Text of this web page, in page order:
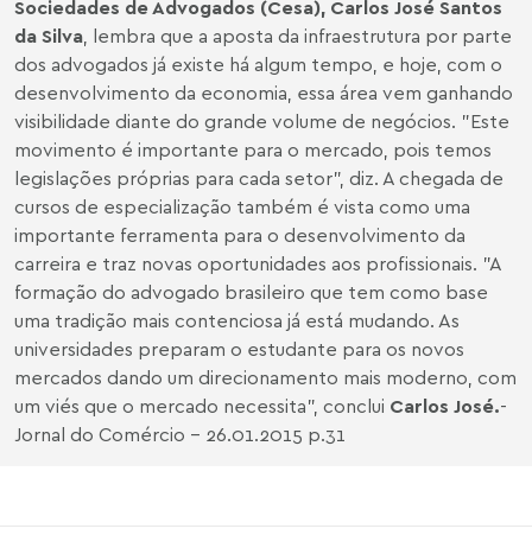
Sociedades de Advogados (Cesa), Carlos José Santos
da Silva, lembra que a aposta da infraestrutura por parte
dos advogados já existe há algum tempo, e hoje, com o
desenvolvimento da economia, essa área vem ganhando
visibilidade diante do grande volume de negócios. "Este
movimento é importante para o mercado, pois temos
legislações próprias para cada setor", diz. A chegada de
cursos de especialização também é vista como uma
importante ferramenta para o desenvolvimento da
carreira e traz novas oportunidades aos profissionais. "A
formação do advogado brasileiro que tem como base
uma tradição mais contenciosa já está mudando. As
universidades preparam o estudante para os novos
mercados dando um direcionamento mais moderno, com
um viés que o mercado necessita", conclui Carlos José.-
Jornal do Comércio - 26.01.2015 p.31